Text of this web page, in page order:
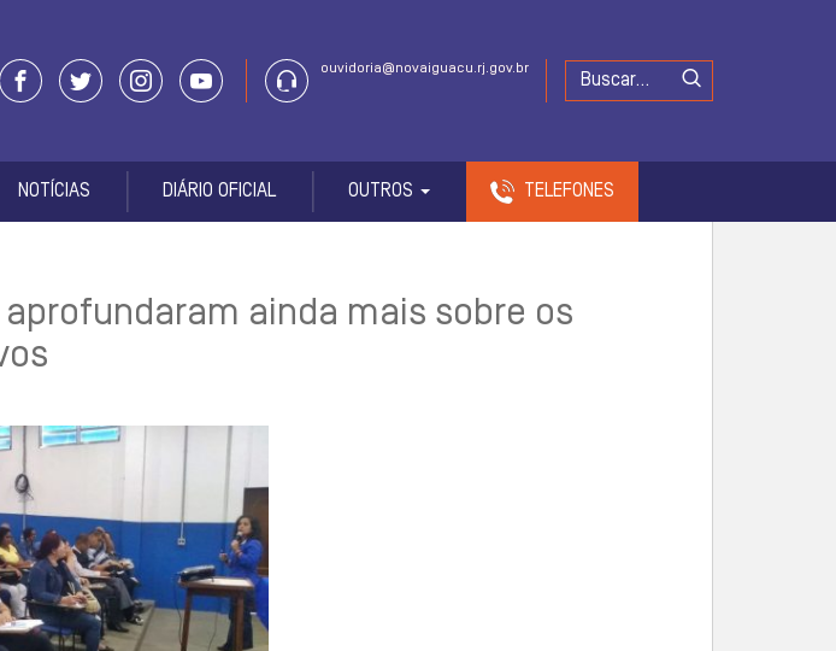
ouvidoria@novaiguacu.rj.gov.br
NOTÍCIAS DIÁRIO OFICIAL OUTROS TELEFONES
ainda mais sobre os